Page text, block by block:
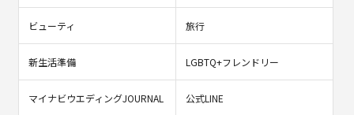
ビューティ 旅行
新生活準備 LGBTQ+フレンドリー
マイナビウエディングJOURNAL 公式LINE